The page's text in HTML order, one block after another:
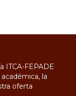
ITCA-FEPADE
la
oferta